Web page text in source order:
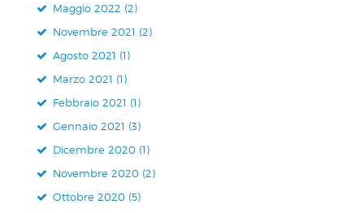
Maggio 2022 (2)
Novembre 2021 (2)
Agosto 2021 (1)
Marzo 2021 (1)
Febbraio 2021 (1)
Gennaio 2021 (3)
Dicembre 2020 (1)
Novembre 2020 (2)
Ottobre 2020 (5)